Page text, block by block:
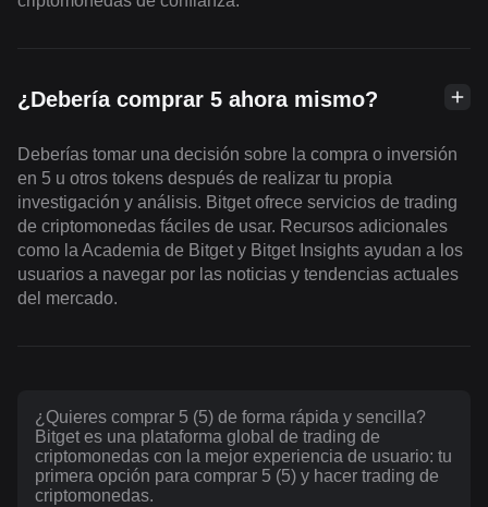
¿Debería comprar 5 ahora mismo?
Deberías tomar una decisión sobre la compra o inversión
en 5 u otros tokens después de realizar tu propia
investigación y análisis. Bitget ofrece servicios de trading
de criptomonedas fáciles de usar. Recursos adicionales
como la Academia de Bitget y Bitget Insights ayudan a los
usuarios a navegar por las noticias y tendencias actuales
del mercado.
¿Quieres comprar 5 (5) de forma rápida y sencilla?
Bitget es una plataforma global de trading de
criptomonedas con la mejor experiencia de usuario: tu
primera opción para comprar 5 (5) y hacer trading de
criptomonedas.